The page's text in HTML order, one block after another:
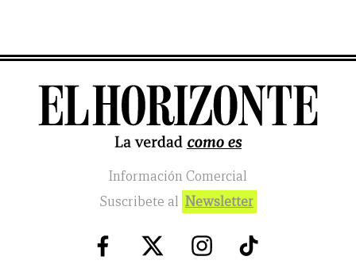
Información Comercial
Suscribete al Newsletter